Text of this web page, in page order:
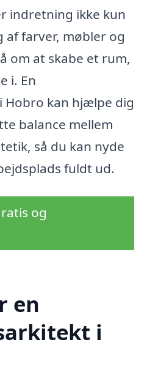
indretning ikke kun
af farver, møbler og
om at skabe et rum,
i. En
kan hjælpe dig
balance mellem
så du kan nyde
fuldt ud.
og
en
i